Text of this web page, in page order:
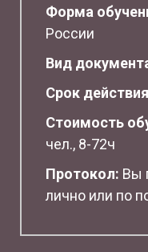
Форма
России
Вид
Срок
Стоимость
чел., 8-72ч
Протокол: Вы
лично или по